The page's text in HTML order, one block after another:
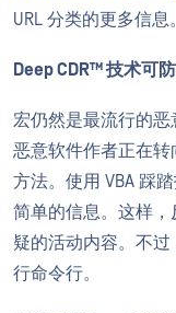
URL 分类的更多信息。
Deep CDR™ 技术可
宏仍然是最流行的恶
恶意软件作者正在转
方法。使用 VBA 踩
简单的信息。这样
疑的活动内容。不
行命令行。